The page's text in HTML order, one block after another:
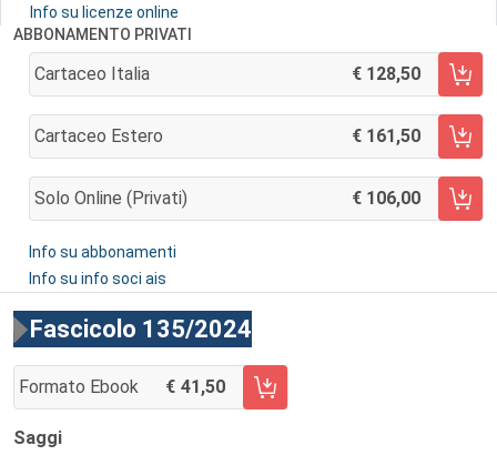
Info su licenze online
ABBONAMENTO PRIVATI
Cartaceo Italia 128,50
AGGIUNGI AL CARRELLO
Cartaceo Estero 161,50
AGGIUNGI AL CARRELLO
Solo Online (privati) 106,00
AGGIUNGI AL CARRELLO
Info su abbonamenti
Info su info soci ais
Fascicolo 135/2024
Formato Ebook 41,50
AGGIUNGI AL CARRELLO FASCICOLO 135/2024
Saggi